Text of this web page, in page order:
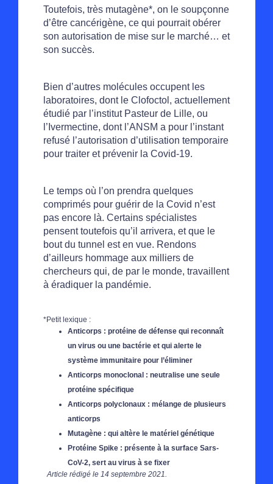
Toutefois, très mutagène*, on le soupçonne
d’être cancérigène, ce qui pourrait obérer
son autorisation de mise sur le marché… et
son succès.
Bien d’autres molécules occupent les
laboratoires, dont le Clofoctol, actuellement
étudié par l’institut Pasteur de Lille, ou
l’Ivermectine, dont l’ANSM a pour l’instant
refusé l’autorisation d’utilisation temporaire
pour traiter et prévenir la Covid-19.
Le temps où l’on prendra quelques
comprimés pour guérir de la Covid n’est
pas encore là. Certains spécialistes
pensent toutefois qu’il arrivera, et que le
bout du tunnel est en vue. Rendons
d’ailleurs hommage aux milliers de
chercheurs qui, de par le monde, travaillent
à éradiquer la pandémie.
*Petit lexique :
Anticorps : protéine de défense qui reconnaît
un virus ou une bactérie et qui alerte le
système immunitaire pour l’éliminer
Anticorps monoclonal : neutralise une seule
protéine spécifique
Anticorps polyclonaux : mélange de plusieurs
anticorps
Mutagène : qui altère le matériel génétique
Protéine Spike : présente à la surface Sars-
CoV-2, sert au virus à se fixer
Article rédigé le 14 septembre 2021.